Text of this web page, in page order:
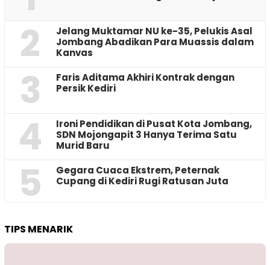
2
Jelang Muktamar NU ke-35, Pelukis Asal
Jombang Abadikan Para Muassis dalam
Kanvas
3
Faris Aditama Akhiri Kontrak dengan
Persik Kediri
4
Ironi Pendidikan di Pusat Kota Jombang,
SDN Mojongapit 3 Hanya Terima Satu
Murid Baru
5
‎Gegara Cuaca Ekstrem, Peternak
Cupang di Kediri Rugi Ratusan Juta
TIPS MENARIK